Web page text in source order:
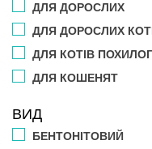
ДЛЯ ДОРОСЛИХ
ДЛЯ ДОРОСЛИХ
ДЛЯ КОТІВ
ДЛЯ КОШЕНЯТ
ВИД
БЕНТОНІТОВИЙ